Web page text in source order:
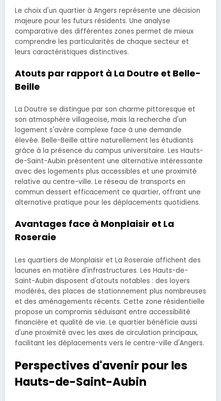
Le choix d'un quartier à Angers représente une décision
majeure pour les futurs résidents. Une analyse
comparative des différentes zones permet de mieux
comprendre les particularités de chaque secteur et
leurs caractéristiques distinctives.
Atouts par rapport à La Doutre et Belle-
Beille
La Doutre se distingue par son charme pittoresque et
son atmosphère villageoise, mais la recherche d'un
logement s'avère complexe face à une demande
élevée. Belle-Beille attire naturellement les étudiants
grâce à la présence du campus universitaire. Les Hauts-
de-Saint-Aubin présentent une alternative intéressante
avec des logements plus accessibles et une proximité
relative au centre-ville. Le réseau de transports en
commun dessert efficacement ce quartier, offrant une
alternative pratique pour les déplacements quotidiens.
Avantages face à Monplaisir et La
Roseraie
Les quartiers de Monplaisir et La Roseraie affichent des
lacunes en matière d'infrastructures. Les Hauts-de-
Saint-Aubin disposent d'atouts notables : des loyers
modérés, des places de stationnement plus nombreuses
et des aménagements récents. Cette zone résidentielle
propose un compromis séduisant entre accessibilité
financière et qualité de vie. Le quartier bénéficie aussi
d'une proximité avec les axes de circulation principaux,
facilitant les déplacements vers le centre-ville d'Angers.
Perspectives d'avenir pour les
Hauts-de-Saint-Aubin